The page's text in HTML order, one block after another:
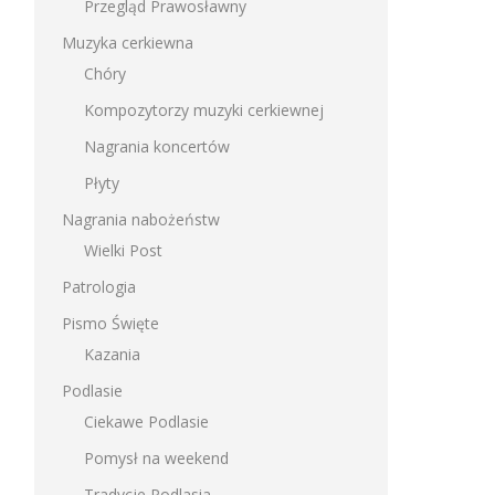
Przegląd Prawosławny
Muzyka cerkiewna
Chóry
Kompozytorzy muzyki cerkiewnej
Nagrania koncertów
Płyty
Nagrania nabożeństw
Wielki Post
Patrologia
Pismo Święte
Kazania
Podlasie
Ciekawe Podlasie
Pomysł na weekend